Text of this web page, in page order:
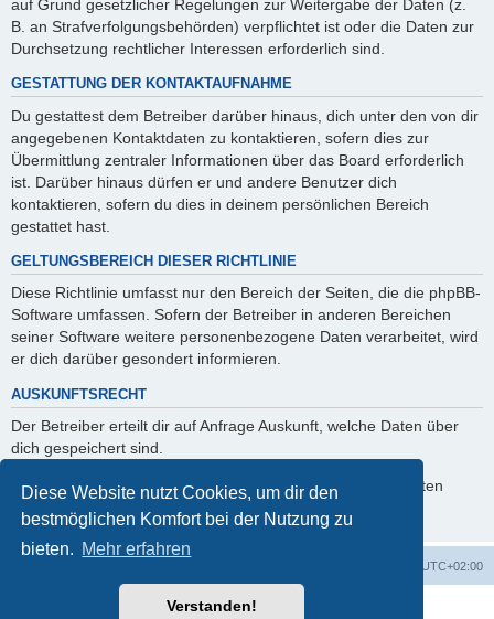
Diese Website nutzt Cookies, um dir den
bestmöglichen Komfort bei der Nutzung zu
bieten. Mehr erfahren
Verstanden!
auf Grund gesetzlicher Regelungen zur Weitergabe der Daten (z.
B. an Strafverfolgungsbehörden) verpflichtet ist oder die Daten zur
Durchsetzung rechtlicher Interessen erforderlich sind.
GESTATTUNG DER KONTAKTAUFNAHME
Du gestattest dem Betreiber darüber hinaus, dich unter den von dir
angegebenen Kontaktdaten zu kontaktieren, sofern dies zur
Übermittlung zentraler Informationen über das Board erforderlich
ist. Darüber hinaus dürfen er und andere Benutzer dich
kontaktieren, sofern du dies in deinem persönlichen Bereich
gestattet hast.
GELTUNGSBEREICH DIESER RICHTLINIE
Diese Richtlinie umfasst nur den Bereich der Seiten, die die phpBB-
Software umfassen. Sofern der Betreiber in anderen Bereichen
seiner Software weitere personenbezogene Daten verarbeitet, wird
er dich darüber gesondert informieren.
AUSKUNFTSRECHT
Der Betreiber erteilt dir auf Anfrage Auskunft, welche Daten über
dich gespeichert sind.
Du kannst jederzeit die Löschung bzw. Sperrung deiner Daten
verlangen. Kontaktiere hierzu bitte den Betreiber.
UTC+02:00
Powered byphpBB® Forum Software © phpBB Limited